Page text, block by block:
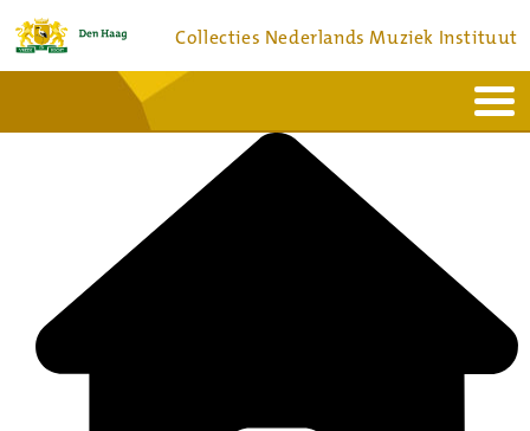
Collecties Nederlands Muziek Instituut
Bronnen en collecties